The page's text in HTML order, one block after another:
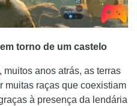
torno de um castelo
anos atrás, as terras
muitas raças que coexistiam
à presença da lendária